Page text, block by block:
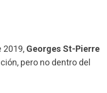
2019, Georges St-Pierre
pero no dentro del